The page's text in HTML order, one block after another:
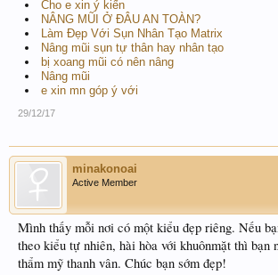
Cho e xin ý kiến
NÂNG MŨI Ở ĐÂU AN TOÀN?
Làm Đẹp Với Sụn Nhân Tạo Matrix
Nâng mũi sụn tự thân hay nhân tạo
bị xoang mũi có nên nâng
Nâng mũi
e xin mn góp ý với
29/12/17
minakonoai
Active Member
Mình thấy mỗi nơi có một kiểu đẹp riêng. Nếu
theo kiểu tự nhiên, hài hòa với khuônmặt thì bạn
thẩm mỹ thanh vân. Chúc bạn sớm đẹp!